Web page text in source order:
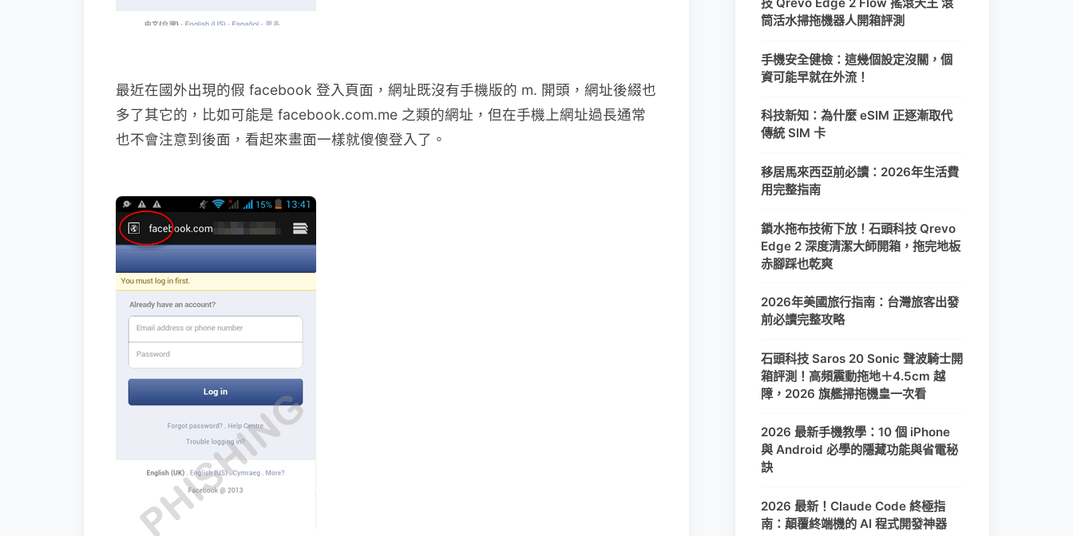
最近在國外出現的假 facebook 登入頁面，網址既沒有手機版的 m. 開頭，網址後綴也
多了其它的，比如可能是 facebook.com.me 之類的網址，但在手機上網址過長通常
也不會注意到後面，看起來畫面一樣就傻傻登入了。
筒活水掃拖機器人開箱評測
手機安全健檢：這幾個設定沒關，個
資可能早就在外流！
科技新知：為什麼 eSIM 正逐漸取代
傳統 SIM 卡
移居馬來西亞前必讀：2026年生活費
用完整指南
鎖水拖布技術下放！石頭科技 Qrevo
Edge 2 深度清潔大師開箱，拖完地板
赤腳踩也乾爽
2026年美國旅行指南：台灣旅客出發
前必讀完整攻略
石頭科技 Saros 20 Sonic 聲波騎士開
箱評測！高頻震動拖地＋4.5cm 越
障，2026 旗艦掃拖機皇一次看
2026 最新手機教學：10 個 iPhone
與 Android 必學的隱藏功能與省電秘
訣
2026 最新！Claude Code 終極指
南：顛覆終端機的 AI 程式開發神器